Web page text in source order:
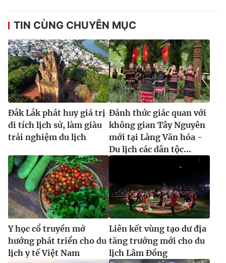
TIN CÙNG CHUYÊN MỤC
Đắk Lắk phát huy giá trị
di tích lịch sử, làm giàu
trải nghiệm du lịch
Đánh thức giác quan với
không gian Tây Nguyên
mới tại Làng Văn hóa -
Du lịch các dân tộc...
Y học cổ truyền mở
hướng phát triển cho du
lịch y tế Việt Nam
Liên kết vùng tạo dư địa
tăng trưởng mới cho du
lịch Lâm Đồng